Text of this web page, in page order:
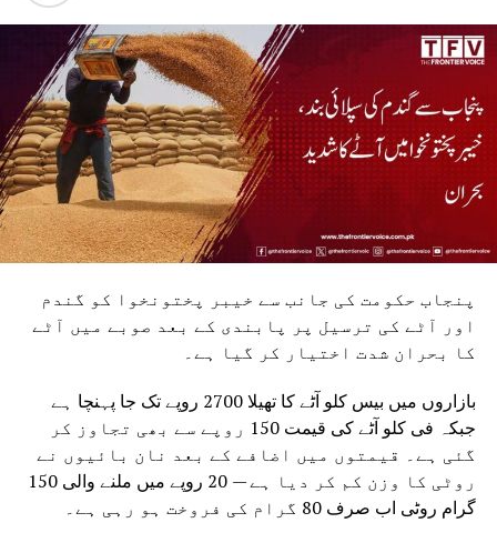
پنجاب حکومت کی جانب سے خیبر پختونخوا کو گندم
اور آٹے کی ترسیل پر پابندی کے بعد صوبے میں آٹے
کا بحران شدت اختیار کر گیا ہے۔
بازاروں میں بیس کلو آٹے کا تھیلا 2700 روپے تک جا پہنچا ہے
جبکہ فی کلو آٹے کی قیمت 150 روپے سے بھی تجاوز کر
گئی ہے۔ قیمتوں میں اضافے کے بعد نان بائیوں نے
روٹی کا وزن کم کر دیا ہے — 20 روپے میں ملنے والی 150
گرام روٹی اب صرف 80 گرام کی فروخت ہو رہی ہے۔